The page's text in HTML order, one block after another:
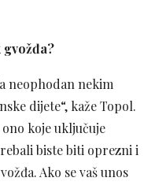
gvožđa?
neophodan nekim
dijete“, kaže Topol.
koje uključuje
biste biti oprezni i
Ako se vaš unos